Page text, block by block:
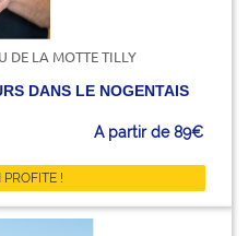
DE LA MOTTE TILLY
DANS LE NOGENTAIS
A partir de 89€
PROFITE !